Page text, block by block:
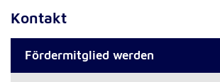
Kontakt
Fördermitglied werden